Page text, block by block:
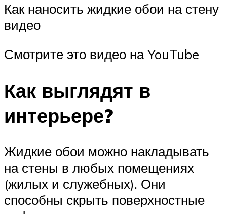
Как наносить жидкие обои на стену
видео
Смотрите это видео на YouTube
Как выглядят в
интерьере?
Жидкие обои можно накладывать
на стены в любых помещениях
(жилых и служебных). Они
способны скрыть поверхностные